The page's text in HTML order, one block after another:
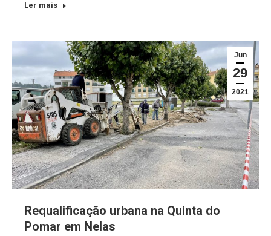
Ler mais
Jun
29
2021
Requalificação urbana na Quinta do
Pomar em Nelas